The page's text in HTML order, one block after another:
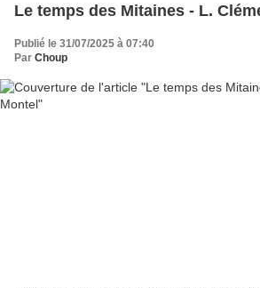
Le temps des Mitaines - L.
Publié le 31/07/2025 à 07:40
Par Choup